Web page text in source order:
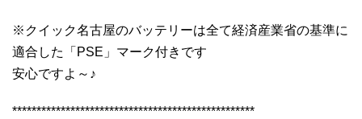
※クイック名古屋のバッテリーは全て経済産業省の基準に
適合した「PSE」マーク付きです
安心ですよ～♪
**************************************************